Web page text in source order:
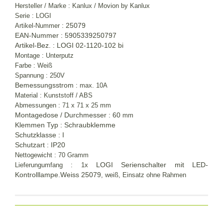
Hersteller / Marke : Kanlux / Movion by Kanlux
Serie : LOGI
Artikel-Nummer : 25079
EAN-Nummer : 5905339250797
Artikel-Bez. : LOGI 02-1120-102 bi
Montage : Unterputz
Farbe : Weiß
Spannung : 250V
Bemessungsstrom : max. 10A
Material : Kunststoff / ABS
Abmessungen : 71 x 71 x 25 mm
Montagedose / Durchmesser : 60 mm
Klemmen Typ : Schraubklemme
Schutzklasse : I
Schutzart : IP20
Nettogewicht : 70 Gramm
Lieferungumfang : 1x LOGI Serienschalter mit LED-
Kontrolllampe.Weiss 25079 , weiß, Einsatz ohne Rahmen